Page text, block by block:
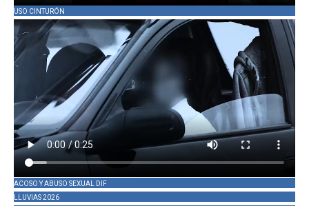
USO CINTURÓN
ACOSO Y ABUSO SEXUAL DIF
LLUVIAS 2026